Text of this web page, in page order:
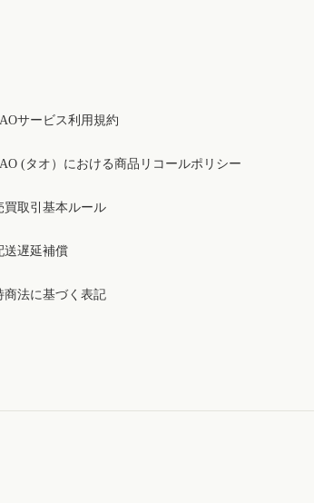
サービス利用規約
(タオ）における商品リコールポリシー
買取引基本ルール
送遅延補償
商法に基づく表記